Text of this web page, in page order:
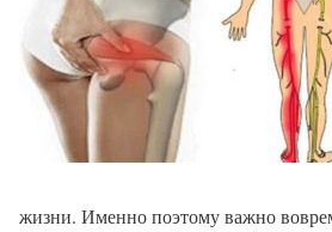
жизни. Именно поэтому важно